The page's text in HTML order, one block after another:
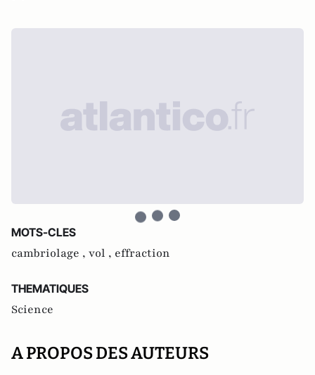
MOTS-CLES
cambriolage , vol , effraction
THEMATIQUES
Science
A PROPOS DES AUTEURS